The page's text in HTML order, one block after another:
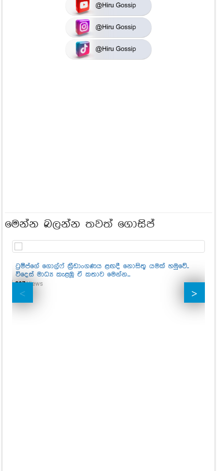
මෙන්න බලන්න තවත් ගොසිප්
ට්‍රම්ප්ගේ ගොල්ෆ් ක්‍රීඩාංගණය ළඟදී නොසිතූ යමක් හමුවේ..
විදෙස් මාධ්‍ය කැළඹූ ඒ කතාව මෙන්න...
897Views